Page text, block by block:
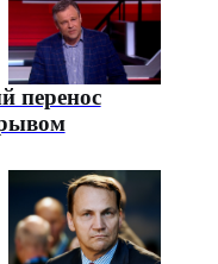
перенос